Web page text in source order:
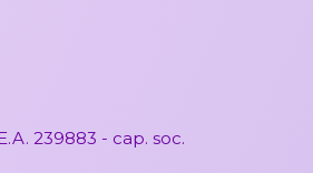
239883 - cap. soc.